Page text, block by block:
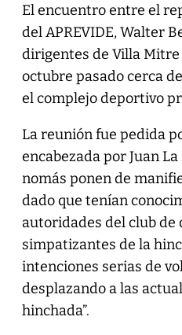
El encuentro entre el
del APREVIDE, Walter
dirigentes de Villa Mitre
octubre pasado cerca
el complejo deportivo
La reunión fue pedida
encabezada por Juan
nomás ponen de
dado que tenían
autoridades del club de
simpatizantes de la
intenciones serias de
desplazando a las
hinchada”.